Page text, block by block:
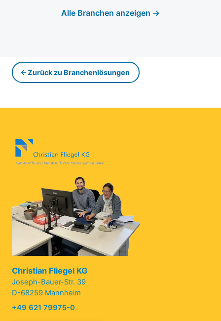
Alle Branchen anzeigen →
Zurück zu Branchenlösungen
Christian Fliegel KG
Joseph-Bauer-Str. 39
D-68259 Mannheim
+49 621 79975-0